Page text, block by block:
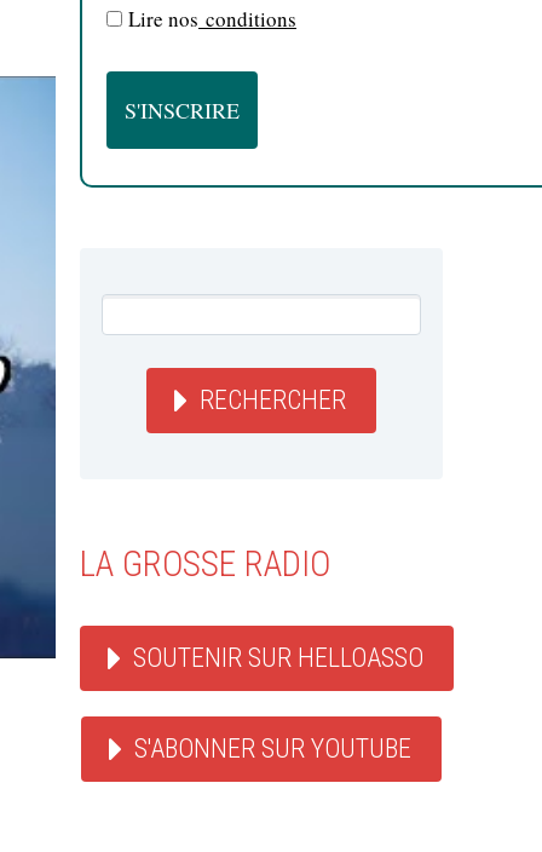
Lire nos conditions
RECHERCHER
LA GROSSE RADIO
SOUTENIR SUR HELLOASSO
S'ABONNER SUR YOUTUBE